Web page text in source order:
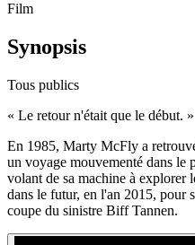
Film
Synopsis
Tous publics
« Le retour n'était que le début. »
En 1985, Marty McFly a
un voyage mouvementé dans le
volant de sa machine à
dans le futur, en l'an 2015, pour
coupe du sinistre Biff Tannen.